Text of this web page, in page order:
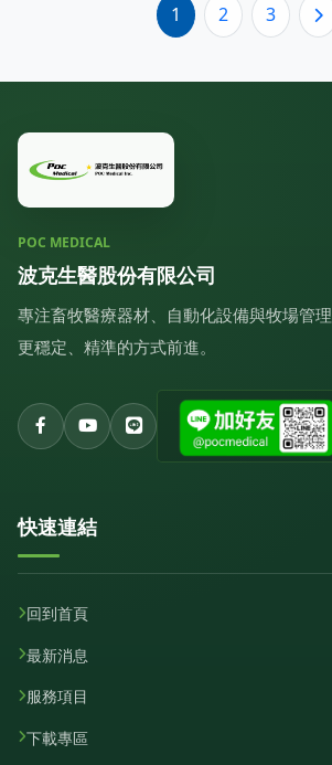
1 2 3
POC MEDICAL
波克生醫股份有限公司
專注畜牧醫療器材、自動化設備與牧場管
更穩定、精準的方式前進。
快速連結
回到首頁
最新消息
服務項目
下載專區